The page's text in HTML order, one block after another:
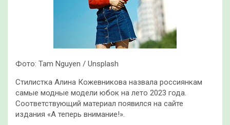
Фото: Tam Nguyen / Unsplash
Стилистка Алина Кожевникова назвала россиянкам
самые модные модели юбок на лето 2023 года.
Соответствующий материал появился на сайте
издания «А теперь внимание!».